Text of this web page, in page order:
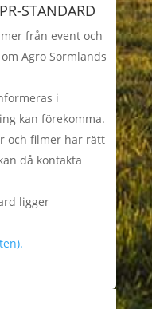
STANDARD
från event och
Agro Sörmlands
i
kan förekomma.
och filmer har rätt
då kontakta
ligger